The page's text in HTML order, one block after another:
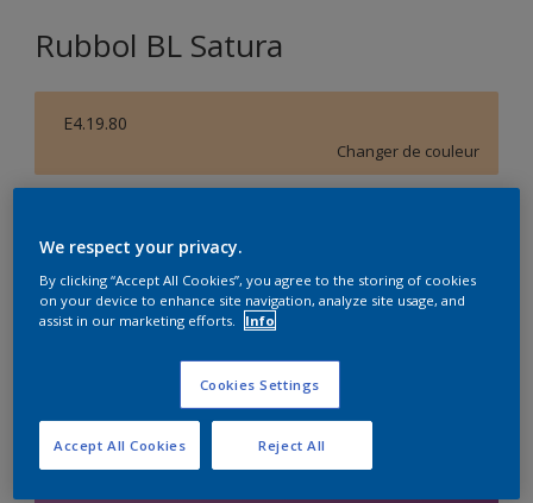
Rubbol BL Satura
E4.19.80
Changer de couleur
1L
Quantité Calculateur de peinture
Calculer
We respect your privacy.
By clicking “Accept All Cookies”, you agree to the storing of cookies
on your device to enhance site navigation, analyze site usage, and
assist in our marketing efforts.
Info
Cookies Settings
Reject All
Accept All Cookies